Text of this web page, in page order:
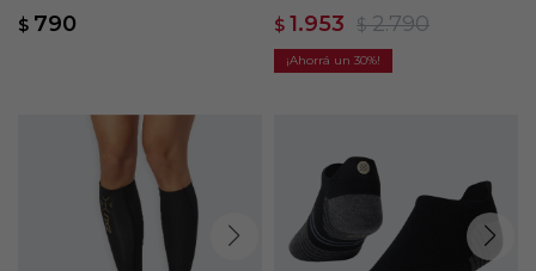
$ 790 $ 1.953 $ 2.790
30